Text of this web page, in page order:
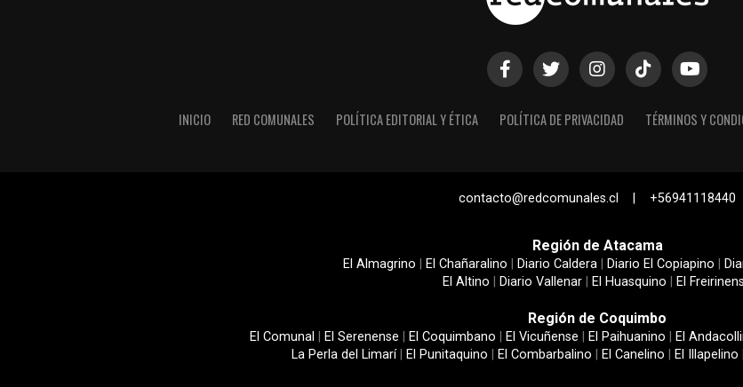
INICIO RED COMUNALES POLÍTICA EDITORIAL Y ÉTICA POLÍTICA DE PRIVACIDAD TÉRMINOS Y
contacto@redcomunales.cl | +56941118440
Región de Atacama
El Almagrino El Chañaralino Diario Caldera Diario El Copiapino
El Altino
Diario Vallenar El Huasquino El
Región de Coquimbo
El Comunal El Serenense El Coquimbano El Vicuñense El Paihuanino El
La Perla del Limarí| El Punitaquino El Combarbalino El Canelino El Illapelino